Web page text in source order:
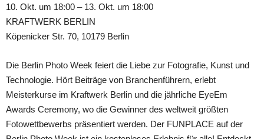
10. Okt. um 18:00 – 13. Okt. um 18:00
KRAFTWERK BERLIN
Köpenicker Str. 70, 10179 Berlin
Die Berlin Photo Week feiert die Liebe zur Fotografie, Kunst und
Technologie. Hört Beiträge von Branchenführern, erlebt
Meisterkurse im Kraftwerk Berlin und die jährliche EyeEm
Awards Ceremony, wo die Gewinner des weltweit größten
Fotowettbewerbs präsentiert werden. Der FUNPLACE auf der